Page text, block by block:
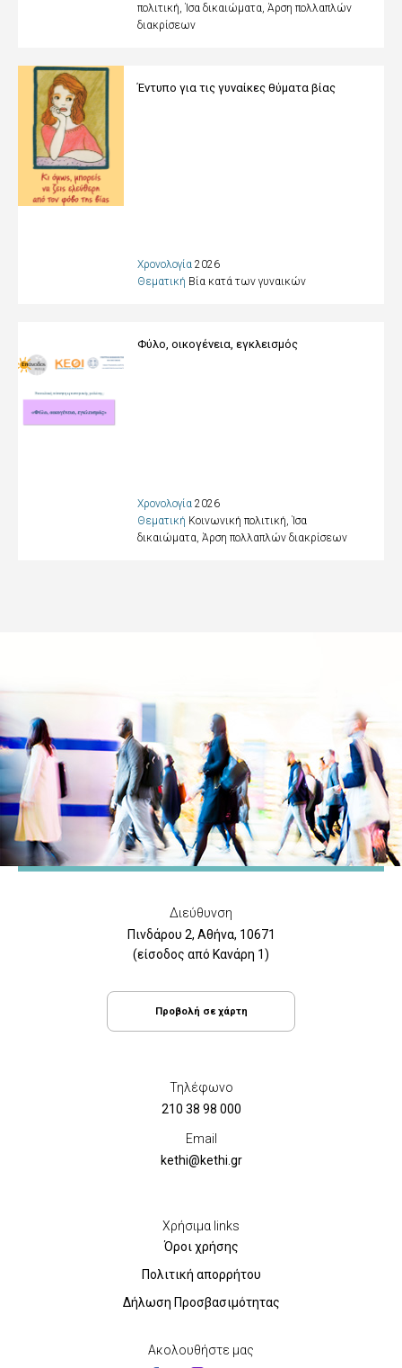
πολιτική, Ίσα δικαιώματα, Άρση πολλαπλών
διακρίσεων
Έντυπο για τις γυναίκες θύματα βίας
Χρονολογία2026
Θεματική Βία κατά των γυναικών
Φύλο, οικογένεια, εγκλεισμός
Χρονολογία2026
Θεματική Κοινωνική πολιτική, Ίσα
δικαιώματα, Άρση πολλαπλών διακρίσεων
Διεύθυνση
Πινδάρου 2, Αθήνα, 10671
(είσοδος από Κανάρη 1)
Προβολή σε χάρτη
Τηλέφωνο
210 38 98 000
Email
kethi@kethi.gr
Χρήσιμα links
Όροι χρήσης
Πολιτική απορρήτου
Δήλωση Προσβασιμότητας
Ακολουθήστε μας